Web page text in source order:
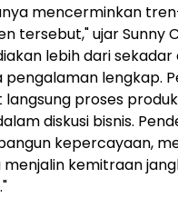
mencerminkan
tersebut," ujar Sunny
lebih dari
pengalaman lengkap.
proses
diskusi bisnis.
kepercayaan,
menjalin kemitraan